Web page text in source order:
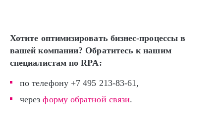
Хотите оптимизировать бизнес-процессы в
вашей компании? Обратитесь к нашим
специалистам по RPA:
по телефону +7 495 213-83-61,
черезформу обратной связи.